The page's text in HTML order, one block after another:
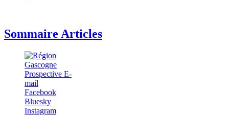
Sommaire Articles